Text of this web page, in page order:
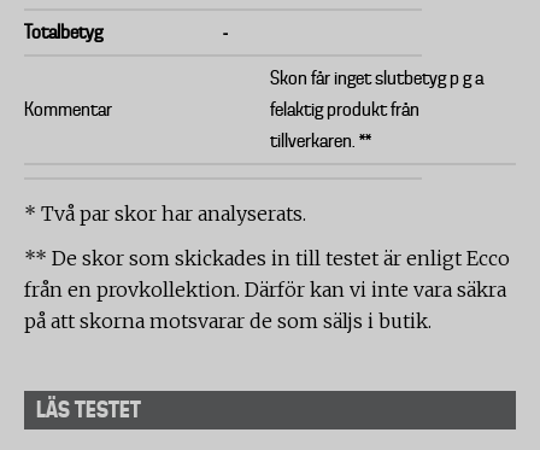
Totalbetyg -
Kommentar
Skon får inget slutbetyg p g a
felaktig produkt från
tillverkaren. **
* Två par skor har analyserats.
** De skor som skickades in till testet är enligt Ecco
från en provkollektion. Därför kan vi inte vara säkra
på att skorna motsvarar de som säljs i butik.
LÄS TESTET